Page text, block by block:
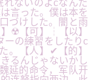
れないのよcなんだ
言った。僕は本を
づけした。闇と雨
☢【可】┆【以】
ーの練習をしたりc
。【人】✔【的】
るんじゃないかし
的命令，军队开